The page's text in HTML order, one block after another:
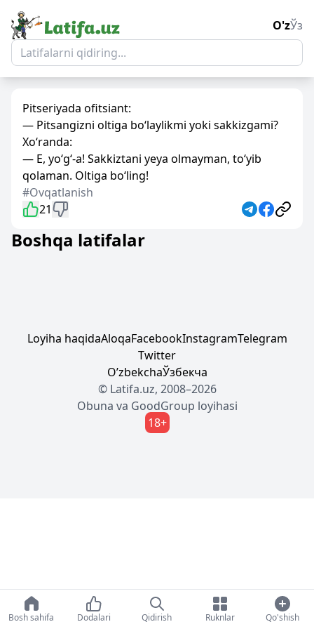
O'zЎз
Pitseriyada ofitsiant:
— Pitsangizni oltiga bo‘laylikmi yoki sakkizgami?
Xo‘randa:
— E, yo‘g‘-a! Sakkiztani yeya olmayman, to‘yib
qolaman. Oltiga bo‘ling!
#Ovqatlanish
21
Boshqa latifalar
Loyiha haqidaAloqaFacebookInstagramTelegram
Twitter
OʼzbekchaЎзбекча
© Latifa.uz, 2008–2026
Obuna va GoodGroup loyihasi
18+
Bosh sahifa Dodalari Qidirish Ruknlar Qo'shish